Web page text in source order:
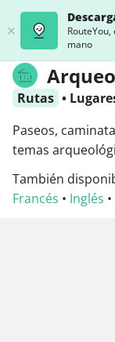
mano
Rutas •
Paseos,
temas
También
Francés • Inglés •